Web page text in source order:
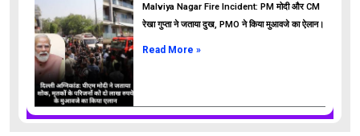
Malviya Nagar Fire Incident: PM मोदी और CM
रेखा गुप्ता ने जताया दुख, PMO ने किया मुआवजे का ऐलान।
Read More »